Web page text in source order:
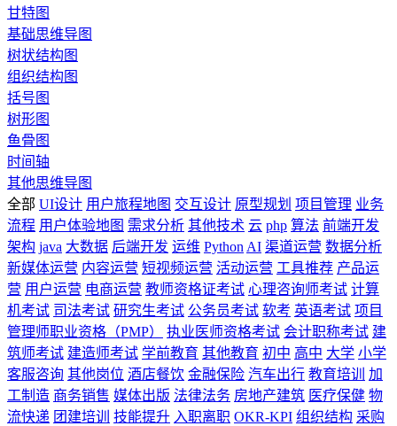
甘特图
基础思维导图
树状结构图
组织结构图
括号图
树形图
鱼骨图
时间轴
其他思维导图
全部 UI设计 用户旅程地图 交互设计 原型规划 项目管理 业务
流程 用户体验地图 需求分析 其他技术 云 php 算法 前端开发
架构 java 大数据 后端开发 运维 Python AI 渠道运营 数据分析
新媒体运营 内容运营 短视频运营 活动运营 工具推荐 产品运
营 用户运营 电商运营 教师资格证考试 心理咨询师考试 计算
机考试 司法考试 研究生考试 公务员考试 软考 英语考试 项目
管理师职业资格（PMP）
执业医师资格考试 会计职称考试 建
筑师考试 建造师考试 学前教育 其他教育 初中 高中 大学 小学
客服咨询 其他岗位 酒店餐饮 金融保险 汽车出行 教育培训
加
工制造 商务销售 媒体出版 法律法务 房地产建筑 医疗保健 物
流快递 团建培训 技能提升 入职离职 OKR-KPI 组织结构 采购